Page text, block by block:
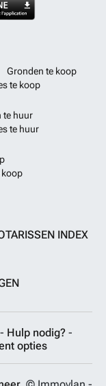
Gronden te koop
te koop
te huur
te huur
koop
INDEX
- Hulp nodig? -
opties